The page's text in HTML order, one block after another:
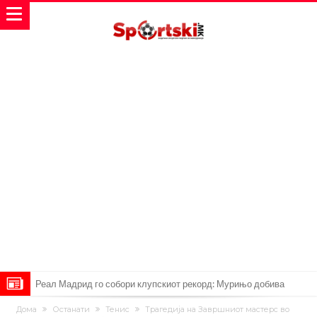
Реал Мадрид го собори клупскиот рекорд: Мурињо добива
засилување за 140 милиони евра!
Милан ја доби првата понуда за Леао
Дома Останати Тенис
Трагедија на Завршниот мастерс во